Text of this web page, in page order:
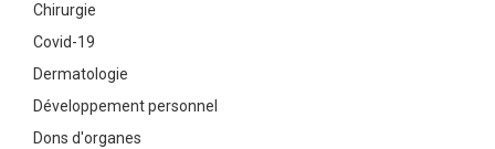
Chirurgie
Covid-19
Dermatologie
Développement personnel
Dons d'organes